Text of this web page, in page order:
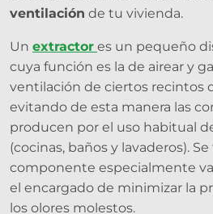
ventilación de tu vivienda.
Un extractor es un pequeño
cuya función es la de airear y
ventilación de ciertos recintos
evitando de esta manera las
producen por el uso habitual
(cocinas, baños y lavaderos).
componente especialmente
el encargado de minimizar la
los olores molestos.